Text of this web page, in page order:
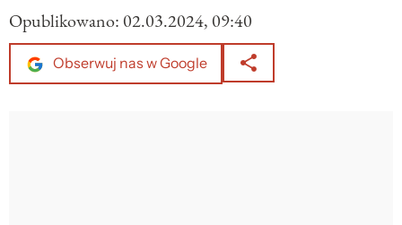
Opublikowano: 02.03.2024, 09:40
Obserwuj nas w Google